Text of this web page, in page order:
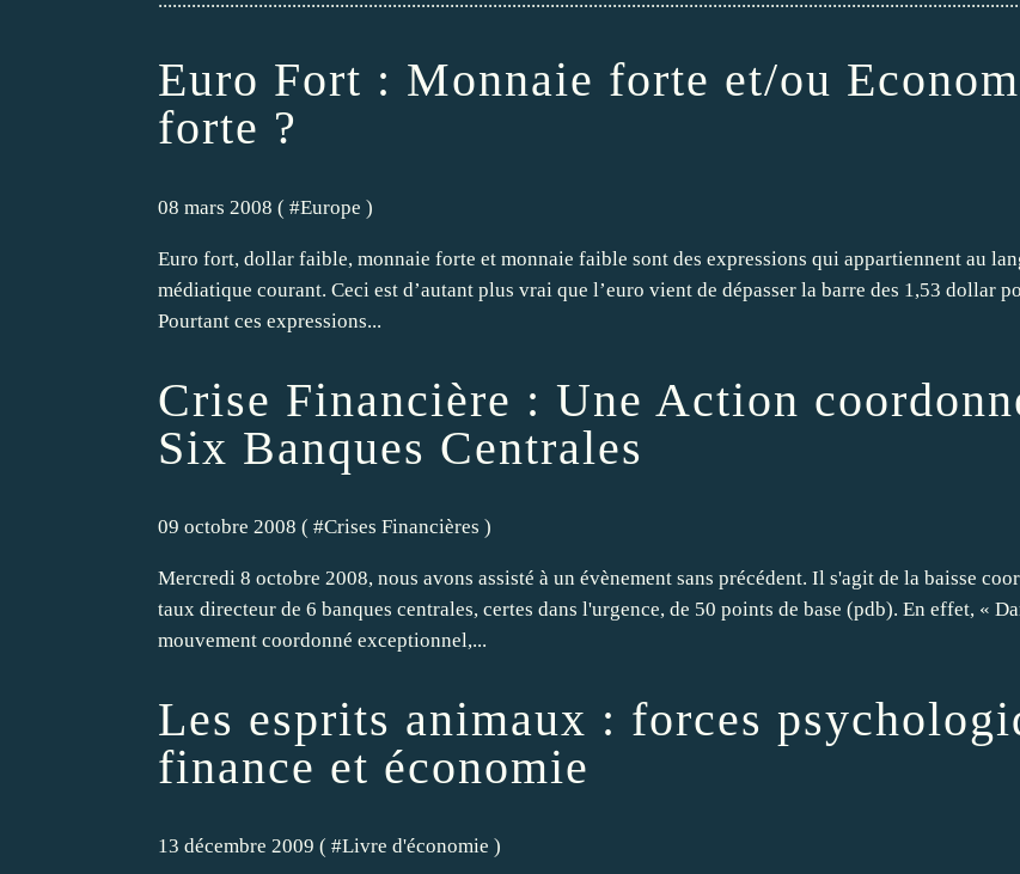
Euro Fort : Monnaie forte et/ou
forte ?
08 mars 2008 ( #Europe )
Euro fort, dollar faible, monnaie forte et monnaie faible sont des expressions qui appartiennent au
médiatique courant. Ceci est d’autant plus vrai que l’euro vient de dépasser la barre des 1,53 dollar
Pourtant ces expressions...
Crise Financière : Une Action
Six Banques Centrales
09 octobre 2008 ( #Crises Financières )
Mercredi 8 octobre 2008, nous avons assisté à un évènement sans précédent. Il s'agit de la baisse
taux directeur de 6 banques centrales, certes dans l'urgence, de 50 points de base (pdb). En effet, «
mouvement coordonné exceptionnel,...
Les esprits animaux : forces
finance et économie
13 décembre 2009 ( #Livre d'économie )